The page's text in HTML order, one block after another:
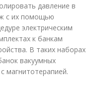
давление в
с их помощью
электрическим
к банкам
В таких наборах
вакуумных
магнитотерапией.